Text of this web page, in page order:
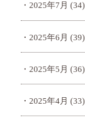
2025年7月 (34)
2025年6月 (39)
2025年5月 (36)
2025年4月 (33)